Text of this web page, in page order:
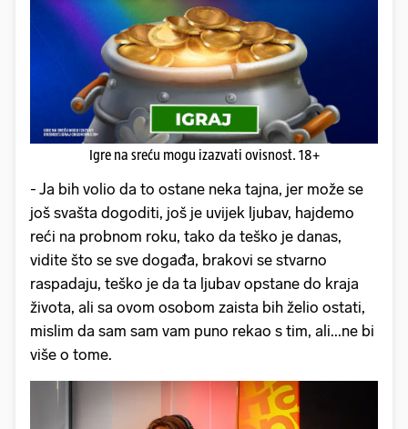
Igre na sreću mogu izazvati ovisnost. 18+
- Ja bih volio da to ostane neka tajna, jer može se
još svašta dogoditi, još je uvijek ljubav, hajdemo
reći na probnom roku, tako da teško je danas,
vidite što se sve događa, brakovi se stvarno
raspadaju, teško je da ta ljubav opstane do kraja
života, ali sa ovom osobom zaista bih želio ostati,
mislim da sam sam vam puno rekao s tim, ali...ne bi
više o tome.